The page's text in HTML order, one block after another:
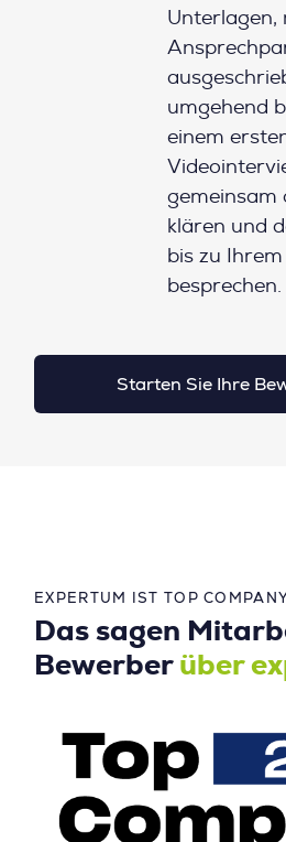
Unterlagen,
umgehend
einem
gemeinsam
klären und
bis zu
besprechen.
Starten Sie Ihre
EXPERTUM IST TOP
Das sagen
Bewerber über